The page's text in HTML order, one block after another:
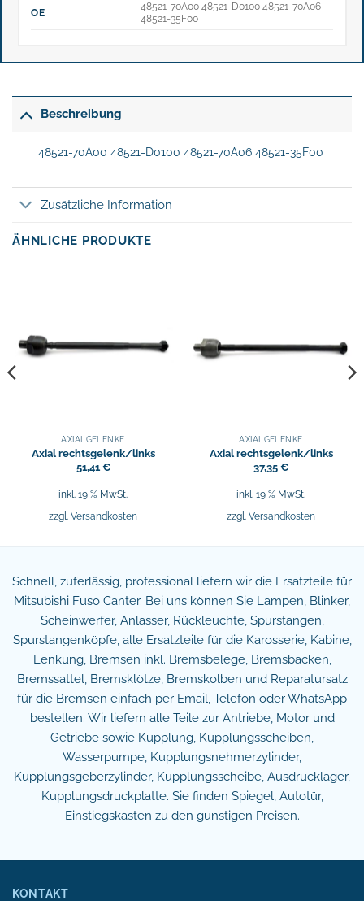
OE
48521-70A00 48521-D0100 48521-70A06
48521-35F00
Beschreibung
48521-70A00 48521-D0100 48521-70A06 48521-35F00
Zusätzliche Information
ÄHNLICHE PRODUKTE
AXIALGELENKE
Axial rechtsgelenk/links
51,41 €
inkl. 19 % MwSt.
zzgl. Versandkosten
AXIALGELENKE
Axial rechtsgelenk/links
37,35 €
inkl. 19 % MwSt.
zzgl. Versandkosten
Schnell, zuferlässig, professional liefern wir die Ersatzteile für
Mitsubishi Fuso Canter. Bei uns können Sie Lampen, Blinker,
Scheinwerfer, Anlasser, Rückleuchte, Spurstangen,
Spurstangenköpfe, alle Ersatzteile für die Karosserie, Kabine,
Lenkung, Bremsen inkl. Bremsbelege, Bremsbacken,
Bremssattel, Bremsklötze, Bremskolben und Reparatursatz
für die Bremsen einfach per Email, Telefon oder WhatsApp
bestellen. Wir liefern alle Teile zur Antriebe, Motor und
Getriebe sowie Kupplung, Kupplungsscheiben,
Wasserpumpe, Kupplungsnehmerzylinder,
Kupplungsgeberzylinder, Kupplungsscheibe, Ausdrücklager,
Kupplungsdruckplatte. Sie finden Spiegel, Autotür,
Einstiegskasten zu den günstigen Preisen.
KONTAKT